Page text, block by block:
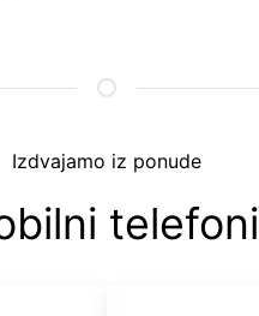
Izdvajamo iz ponude
telefoni